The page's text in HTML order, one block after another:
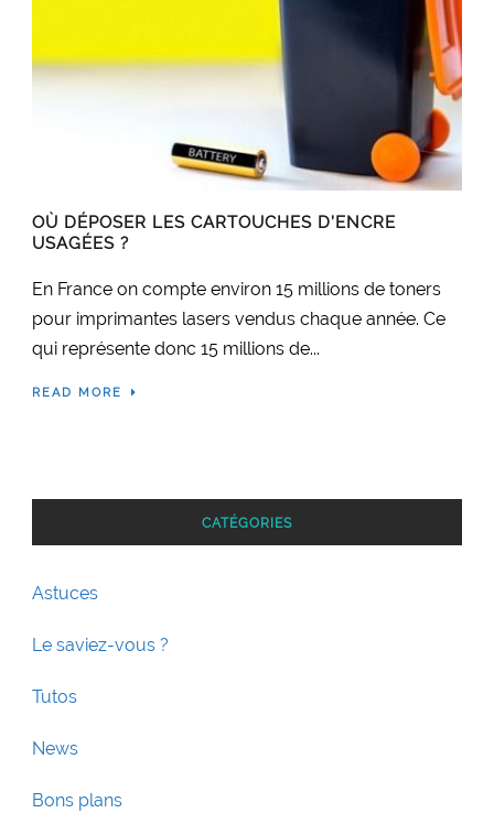
OÙ DÉPOSER LES CARTOUCHES D’ENCRE
USAGÉES ?
En France on compte environ 15 millions de toners
pour imprimantes lasers vendus chaque année. Ce
qui représente donc 15 millions de...
READ MORE
CATÉGORIES
Astuces
Le saviez-vous ?
Tutos
News
Bons plans